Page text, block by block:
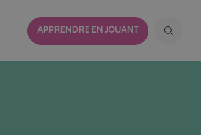
APPRENDRE EN JOUANT